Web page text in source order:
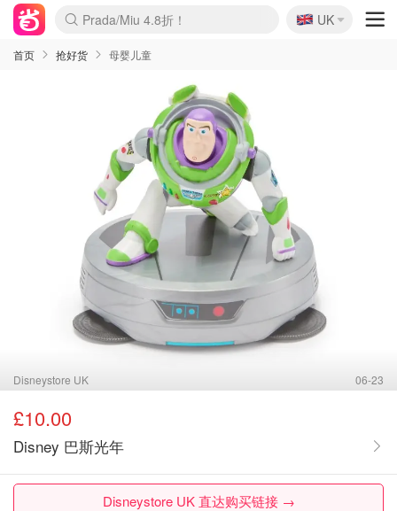
麦卢卡蜂蜜夏促！个位数！
Prada/Miu 4.8折！
啥？必胜客披萨5折！
🇬🇧
UK
首页 抢好货 母婴儿童
Disneystore UK 06-23
£10.00
Disney 巴斯光年
Disneystore UK 直达购买链接 →